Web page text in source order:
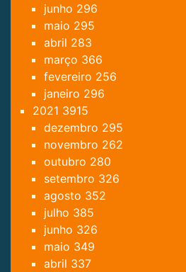
junho 296
maio 295
abril 283
março 366
fevereiro 256
janeiro 296
2021 3915
dezembro 295
novembro 262
outubro 280
setembro 326
agosto 352
julho 385
junho 326
maio 349
abril 337